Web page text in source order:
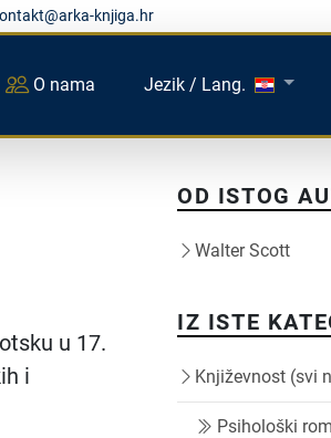
knjiga.hr
O nama Jezik / Lang.
u 17.
i
OD ISTOG
Walter Scott
IZ ISTE
Književnost (svi
Psihološki